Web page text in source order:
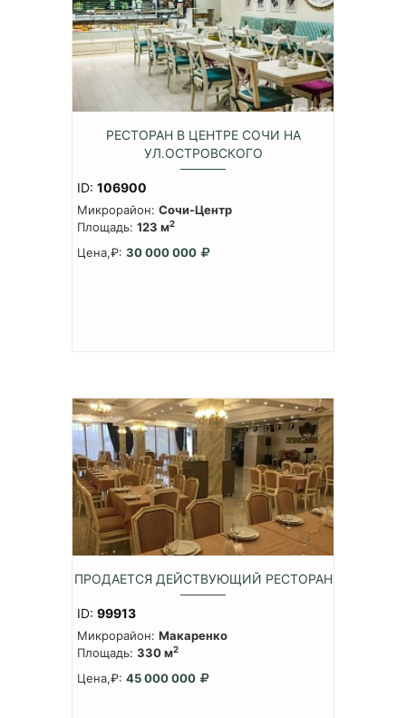
РЕСТОРАН В ЦЕНТРЕ СОЧИ НА
УЛ.ОСТРОВСКОГО
ID: 106900
Микрорайон: Сочи-Центр
Площадь: 123 м2
Цена,₽: 30 000 000
ПРОДАЕТСЯ ДЕЙСТВУЮЩИЙ РЕСТОРАН
ID: 99913
Микрорайон: Макаренко
Площадь: 330 м2
Цена,₽: 45 000 000